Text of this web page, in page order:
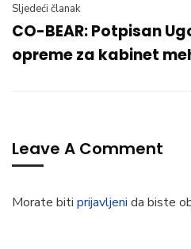
Sljedeći članak
CO-BEAR: Potpisan
opreme za kabinet
Leave A Comment
Morate biti prijavljeni da biste